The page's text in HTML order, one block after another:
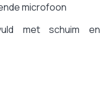
microfoon
met schuim en